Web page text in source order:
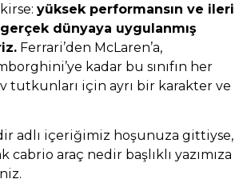
yüksek performansın ve ileri
dünyaya uygulanmış
Ferrari’den McLaren’a,
kadar bu sınıfın her
tutkunları için ayrı bir karakter ve
adlı içeriğimiz hoşunuza gittiyse,
cabrio araç nedir başlıklı yazımıza